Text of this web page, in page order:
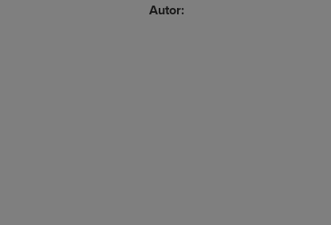
Autor: